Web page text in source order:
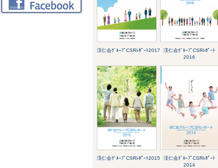
渓仁会ｸﾞﾙｰﾌﾟCSRﾚﾎﾟｰﾄ2017
渓仁会ｸﾞﾙｰﾌﾟCSRﾚﾎﾟｰﾄ
2016
渓仁会ｸﾞﾙｰﾌﾟCSRﾚﾎﾟｰﾄ2015
渓仁会ｸﾞﾙｰﾌﾟCSRﾚﾎﾟｰﾄ
2014